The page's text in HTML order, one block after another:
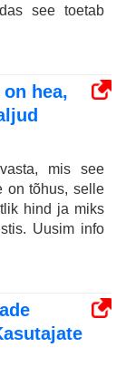
see toetab
hea,
mis see
on tõhus, selle
hind ja miks
Uusim info